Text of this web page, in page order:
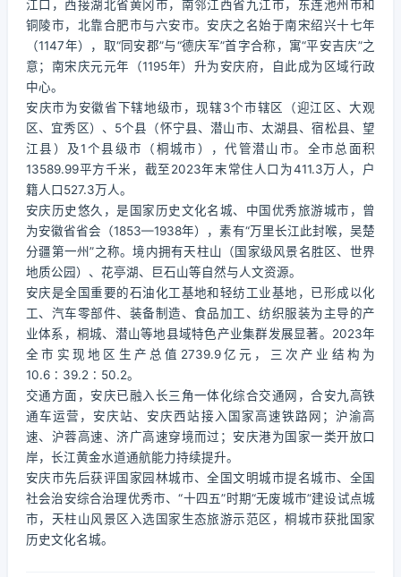
江口，西接湖北省黄冈市，南邻江西省九江市，东连池州市和
铜陵市，北靠合肥市与六安市。安庆之名始于南宋绍兴十七年
（1147年），取“同安郡”与“德庆军”首字合称，寓“平安吉庆”之
意；南宋庆元元年（1195年）升为安庆府，自此成为区域行政
中心。
安庆市为安徽省下辖地级市，现辖3个市辖区（迎江区、大观
区、宜秀区）、5个县（怀宁县、潜山市、太湖县、宿松县、望
江县）及1个县级市（桐城市），代管潜山市。全市总面积
13589.99平方千米，截至2023年末常住人口为411.3万人，户
籍人口527.3万人。
安庆历史悠久，是国家历史文化名城、中国优秀旅游城市，曾
为安徽省省会（1853—1938年），素有“万里长江此封喉，吴楚
分疆第一州”之称。境内拥有天柱山（国家级风景名胜区、世界
地质公园）、花亭湖、巨石山等自然与人文资源。
安庆是全国重要的石油化工基地和轻纺工业基地，已形成以化
工、汽车零部件、装备制造、食品加工、纺织服装为主导的产
业体系，桐城、潜山等地县域特色产业集群发展显著。2023年
全市实现地区生产总值2739.9亿元，三次产业结构为
10.6∶39.2∶50.2。
交通方面，安庆已融入长三角一体化综合交通网，合安九高铁
通车运营，安庆站、安庆西站接入国家高速铁路网；沪渝高
速、沪蓉高速、济广高速穿境而过；安庆港为国家一类开放口
岸，长江黄金水道通航能力持续提升。
安庆市先后获评国家园林城市、全国文明城市提名城市、全国
社会治安综合治理优秀市、“十四五”时期“无废城市”建设试点城
市，天柱山风景区入选国家生态旅游示范区，桐城市获批国家
历史文化名城。